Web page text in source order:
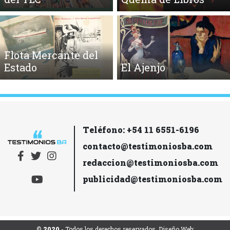
Flota Mercante del
Estado
El Ajenjo
Teléfono: +54 11 6551-6196
contacto@testimoniosba.com
redaccion@testimoniosba.com
publicidad@testimoniosba.com